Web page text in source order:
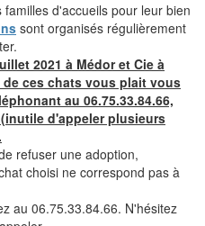
d'accueils pour leur bien
sont organisés régulièrement
2021 à Médor et Cie à
de ces chats vous plait vous
au 06.75.33.84.66,
d'appeler plusieurs
refuser une adoption,
choisi ne correspond pas à
au 06.75.33.84.66. N'hésitez